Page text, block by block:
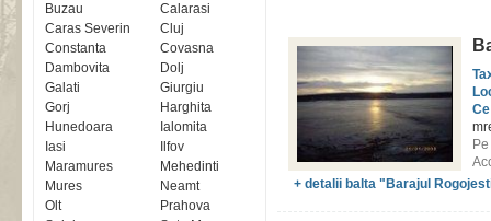
Buzau
Calarasi
Caras Severin
Cluj
Constanta
Covasna
Dambovita
Dolj
Galati
Giurgiu
Gorj
Harghita
Hunedoara
Ialomita
Iasi
Ilfov
Maramures
Mehedinti
Mures
Neamt
Olt
Prahova
+ detalii balta "Barajul